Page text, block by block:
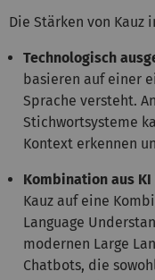
Die Stärken von Kauz
Technologisch
basieren auf einer
Sprache versteht.
Stichwortsysteme
Kontext erkennen
Kombination aus
Kauz auf eine
Language
modernen Large
Chatbots, die